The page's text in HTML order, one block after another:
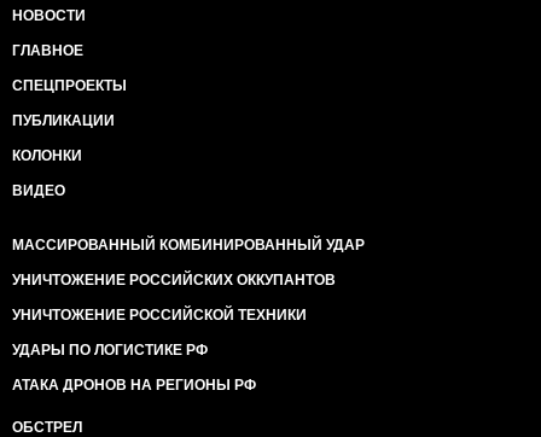
НОВОСТИ
ГЛАВНОЕ
СПЕЦПРОЕКТЫ
ПУБЛИКАЦИИ
КОЛОНКИ
ВИДЕО
МАССИРОВАННЫЙ КОМБИНИРОВАННЫЙ УДАР
УНИЧТОЖЕНИЕ РОССИЙСКИХ ОККУПАНТОВ
УНИЧТОЖЕНИЕ РОССИЙСКОЙ ТЕХНИКИ
УДАРЫ ПО ЛОГИСТИКЕ РФ
АТАКА ДРОНОВ НА РЕГИОНЫ РФ
ОБСТРЕЛ